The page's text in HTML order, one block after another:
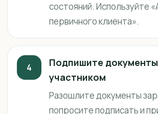
состояний. Используйте
первичного клиента».
4
Подпишите
участником
Разошлите документы
попросите подписать и